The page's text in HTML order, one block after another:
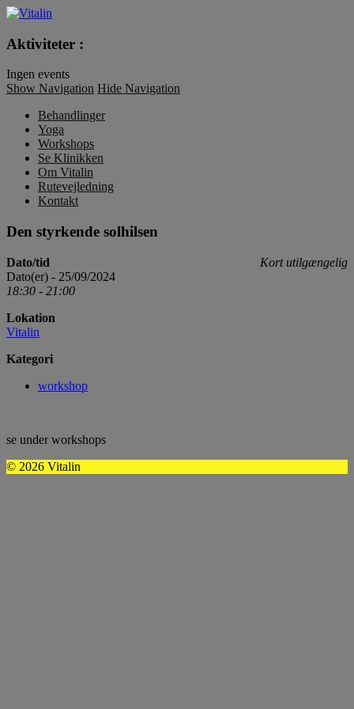
Aktiviteter :
Ingen events
Show Navigation Hide Navigation
Behandlinger
Yoga
Workshops
Se Klinikken
Om Vitalin
Rutevejledning
Kontakt
Den styrkende solhilsen
Kort utilgængelig
Dato/tid
Dato(er) - 25/09/2024
18:30 - 21:00
Lokation
Vitalin
Kategori
workshop
se under workshops
© 2026 Vitalin